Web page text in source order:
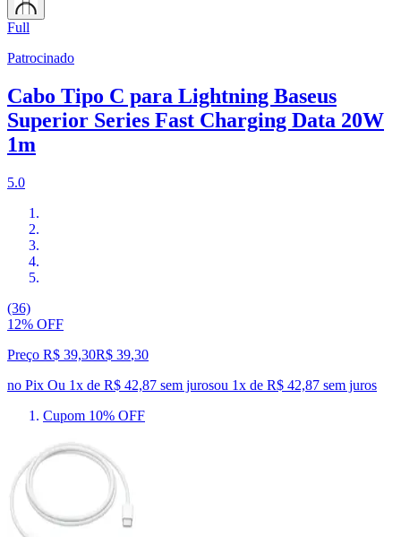
Full
Patrocinado
Cabo Tipo C para Lightning Baseus
Superior Series Fast Charging Data 20W
1m
5.0
(36)
12% OFF
Preço R$ 39,30R$ 39,30
no Pix Ou 1x de R$ 42,87 sem jurosou 1x de R$ 42,87 sem juros
Cupom 10% OFF